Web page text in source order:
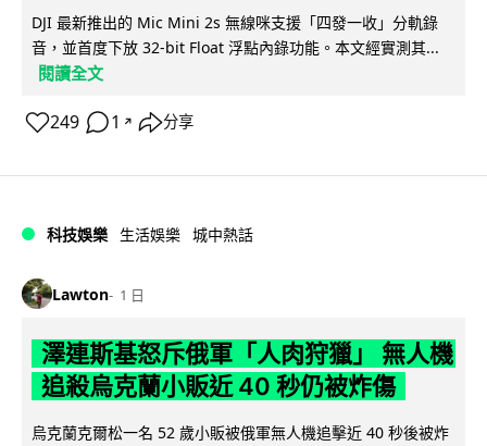
DJI 最新推出的 Mic Mini 2s 無線咪支援「四發一收」分軌錄
音，並首度下放 32-bit Float 浮點內錄功能。本文經實測其...
閱讀全文
249 1 ↗ 分享
科技娛樂 生活娛樂 城中熱話
Lawton 1 日
澤連斯基怒斥俄軍「人肉狩獵」 無人機
追殺烏克蘭小販近 40 秒仍被炸傷
烏克蘭克爾松一名 52 歲小販被俄軍無人機追擊近 40 秒後被炸